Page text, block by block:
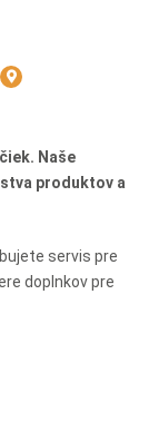
Naše
produktov a
servis pre
doplnkov pre